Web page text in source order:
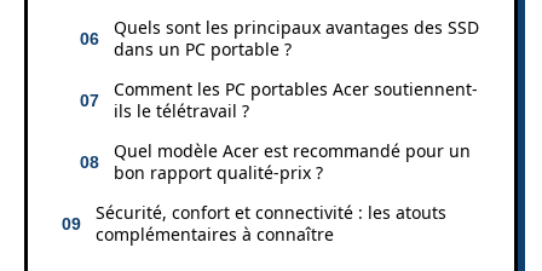
Quels sont les principaux avantages des SSD
dans un PC portable ?
Comment les PC portables Acer soutiennent-
ils le télétravail ?
Quel modèle Acer est recommandé pour un
bon rapport qualité-prix ?
Sécurité, confort et connectivité : les atouts
complémentaires à connaître